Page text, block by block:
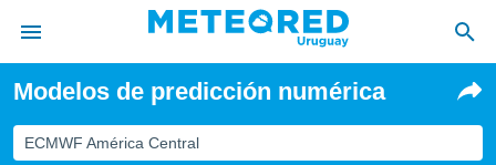
Modelos de predicción numérica
ECMWF América Central